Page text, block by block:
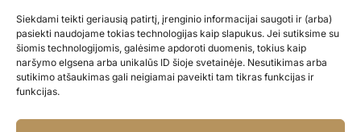
Siekdami teikti geriausią patirtį, įrenginio informacijai saugoti ir (arba)
pasiekti naudojame tokias technologijas kaip slapukus. Jei sutiksime su
šiomis technologijomis, galėsime apdoroti duomenis, tokius kaip
naršymo elgsena arba unikalūs ID šioje svetainėje. Nesutikimas arba
sutikimo atšaukimas gali neigiamai paveikti tam tikras funkcijas ir
funkcijas.
Didmena
Darbų portfolio
Privatumo politika
Parduotuvės politika